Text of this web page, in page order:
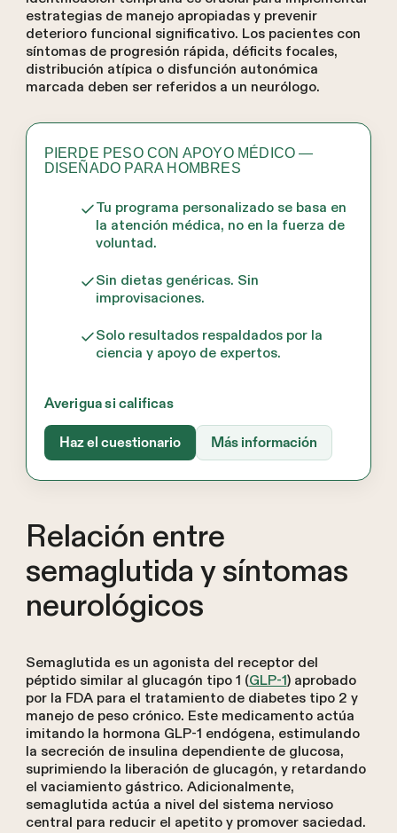
estrategias de manejo apropiadas y prevenir
deterioro funcional significativo. Los pacientes con
síntomas de progresión rápida, déficits focales,
distribución atípica o disfunción autonómica
marcada deben ser referidos a un neurólogo.
PIERDE PESO CON APOYO MÉDICO —
DISEÑADO PARA HOMBRES
Tu programa personalizado se basa en
la atención médica, no en la fuerza de
voluntad.
Sin dietas genéricas. Sin
improvisaciones.
Solo resultados respaldados por la
ciencia y apoyo de expertos.
Averigua si calificas
Haz el cuestionario Más información
Relación entre
semaglutida y síntomas
neurológicos
Semaglutida es un agonista del receptor del
péptido similar al glucagón tipo 1 (GLP-1) aprobado
por la FDA para el tratamiento de diabetes tipo 2 y
manejo de peso crónico. Este medicamento actúa
imitando la hormona GLP-1 endógena, estimulando
la secreción de insulina dependiente de glucosa,
suprimiendo la liberación de glucagón, y retardando
el vaciamiento gástrico. Adicionalmente,
semaglutida actúa a nivel del sistema nervioso
central para reducir el apetito y promover saciedad.